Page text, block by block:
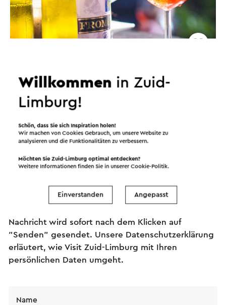
Fromberg
Duur 1,5 uur
Senden Sie eine E-Mail
Nachricht wird sofort nach dem Klicken auf
"Senden" gesendet. Unsere Datenschutzerklärung
erläutert, wie Visit Zuid-Limburg mit Ihren
persönlichen Daten umgeht.
Name
Willkommen in Zuid-
Limburg!
Schön, dass Sie sich Inspiration holen!
Wir machen von Cookies Gebrauch, um unsere Website zu
analysieren und die Funktionalitäten zu verbessern.
Möchten Sie Zuid-Limburg optimal entdecken?
Weitere Informationen finden Sie in unsererCookie-Politik.
Einverstanden Angepasst